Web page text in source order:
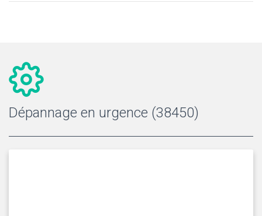
Dépannage en urgence (38450)